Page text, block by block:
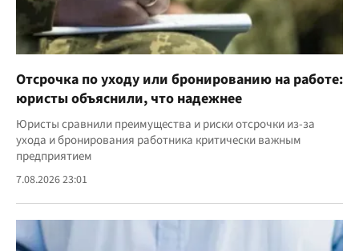
Отсрочка по уходу или бронированию на работе:
юристы объяснили, что надежнее
Юристы сравнили преимущества и риски отсрочки из-за
ухода и бронирования работника критически важным
предприятием
7.08.2026 23:01